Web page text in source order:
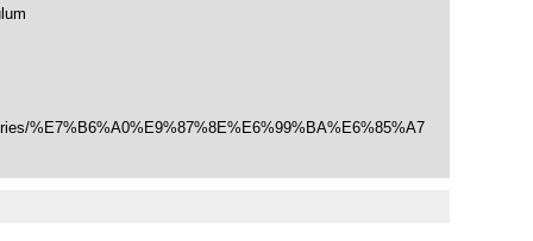
%E7%B6%A0%E9%87%8E%E6%99%BA%E6%85%A7